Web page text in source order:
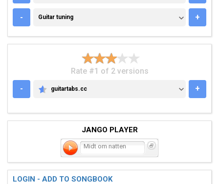
- GUITAR TUNING
Guitar tuning +
Rate #1 of 2 versions
-
GUITARTABS.CC
guitartabs.cc +
JANGO PLAYER
Midt om natten
LOGIN - ADD TO SONGBOOK